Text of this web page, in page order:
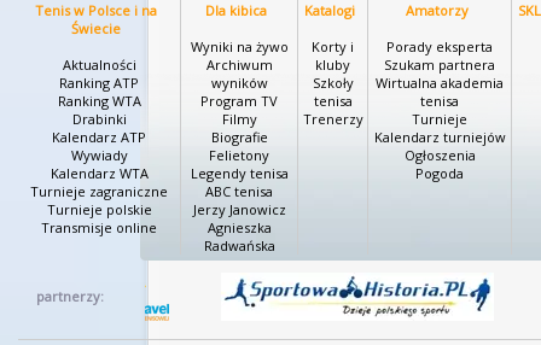
Tenis w Polsce i na
Świecie
Aktualności
Ranking ATP
Ranking WTA
Drabinki
Kalendarz ATP
Wywiady
Kalendarz WTA
Turnieje zagraniczne
Turnieje polskie
Transmisje online
Dla kibica
Wyniki na żywo
Archiwum
wyników
Program TV
Filmy
Biografie
Felietony
Legendy tenisa
ABC tenisa
Jerzy Janowicz
Agnieszka
Radwańska
Katalogi
Korty i
kluby
Szkoły
tenisa
Trenerzy
Amatorzy
Porady eksperta
Szukam partnera
Wirtualna akademia
tenisa
Turnieje
Kalendarz turniejów
Ogłoszenia
Pogoda
partnerzy: